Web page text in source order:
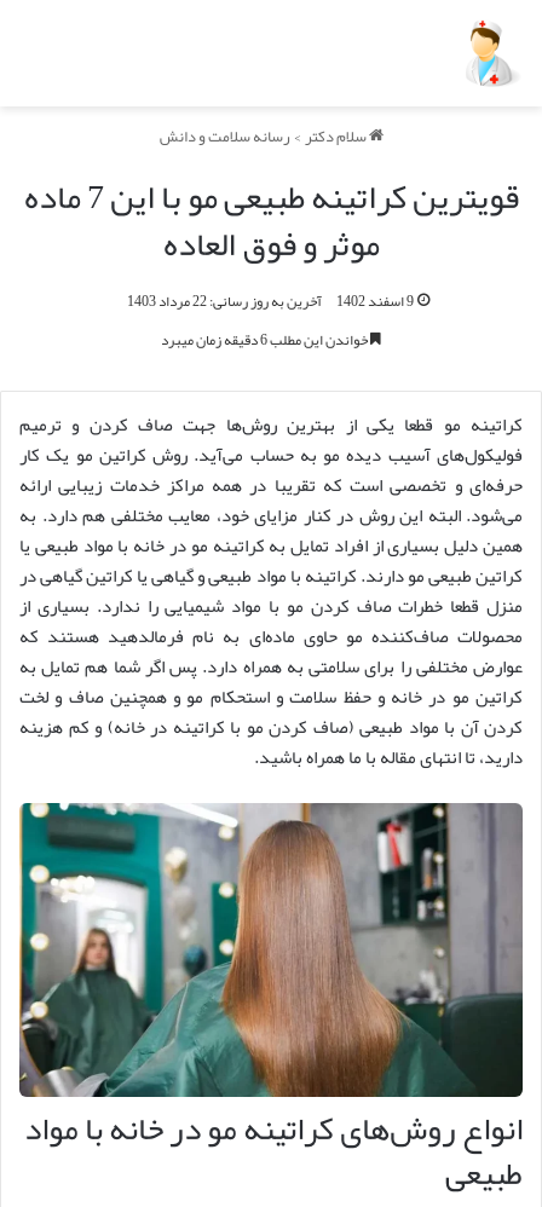
سلام دکتر>رسانه سلامت و دانش
قویترین کراتینه طبیعی مو با این 7 ماده
موثر و فوق العاده
9 اسفند 1402
آخرین به روز رسانی: 22 مرداد 1403
خواندن این مطلب 6 دقیقه زمان میبرد
کراتینه مو قطعا یکی از بهترین روش‌ها جهت صاف کردن و ترمیم
فولیکول‌های آسیب دیده مو به حساب می‌آید. روش کراتین مو یک کار
حرفه‌ای و تخصصی است که تقریبا در همه مراکز خدمات زیبایی ارائه
می‌شود. البته این روش در کنار مزایای خود، معایب مختلفی هم دارد. به
همین دلیل بسیاری از افراد تمایل به کراتینه مو در خانه با مواد طبیعی یا
کراتین طبیعی مو دارند. کراتینه با مواد طبیعی و گیاهی یا کراتین گیاهی در
منزل قطعا خطرات صاف کردن مو با مواد شیمیایی را ندارد. بسیاری از
محصولات صاف‌کننده مو حاوی ماده‌ای به نام فرمالدهید هستند که
عوارض مختلفی را برای سلامتی به همراه دارد. پس اگر شما هم تمایل به
کراتین مو در خانه و حفظ سلامت و استحکام مو و همچنین صاف و لخت
کردن آن با مواد طبیعی (صاف كردن مو با کراتینه در خانه) و کم هزینه
دارید، تا انتهای مقاله با ما همراه باشید.
انواع روش‌های کراتینه مو در خانه با مواد
طبیعی